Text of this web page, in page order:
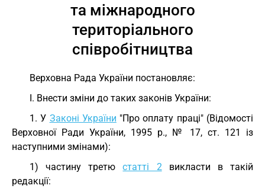
та міжнародного
територіального
співробітництва
Верховна Рада України постановляє:
I. Внести зміни до таких законів України:
1. У Законі України "Про оплату праці" (Відомості
Верховної Ради України, 1995 р., № 17, ст. 121 із
наступними змінами):
1) частину третюстатті 2викласти в такій
редакції: